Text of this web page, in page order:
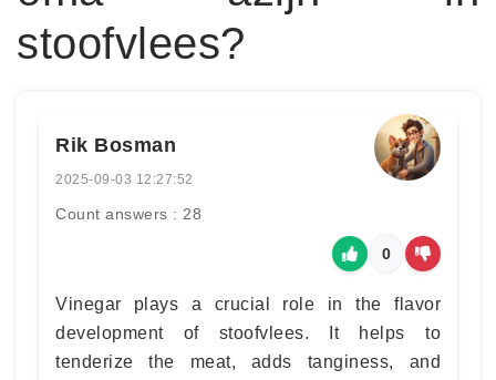
stoofvlees?
Rik Bosman
2025-09-03 12:27:52
Count answers : 28
0
Vinegar plays a crucial role in the flavor
development of stoofvlees. It helps to
tenderize the meat, adds tanginess, and